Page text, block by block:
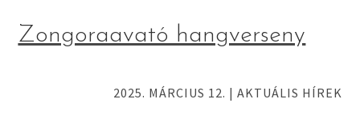
Zongoraavató hangverseny
2025. MÁRCIUS 12. | AKTUÁLIS HÍREK